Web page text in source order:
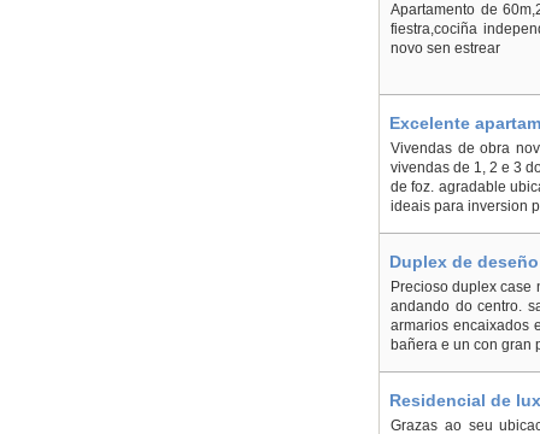
Apartamento de
fiestra,cociña
novo sen estrear
Excelente
Vivendas de obra
vivendas de 1, 2 e 3
de foz. agradable
ideais para inversion
Duplex de
Precioso duplex case
andando do centro.
armarios encaixados
bañera e un con gran
Residencial de
Grazas ao seu